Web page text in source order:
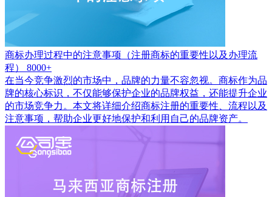
商标办理过程中的注意事项（注册商标的重要性以及办理流
程）
8000+
在当今竞争激烈的市场中，品牌的力量不容忽视。商标作为品
牌的核心标识，不仅能够保护企业的品牌权益，还能提升企业
的市场竞争力。本文将详细介绍商标注册的重要性、流程以及
注意事项，帮助企业更好地保护和利用自己的品牌资产。